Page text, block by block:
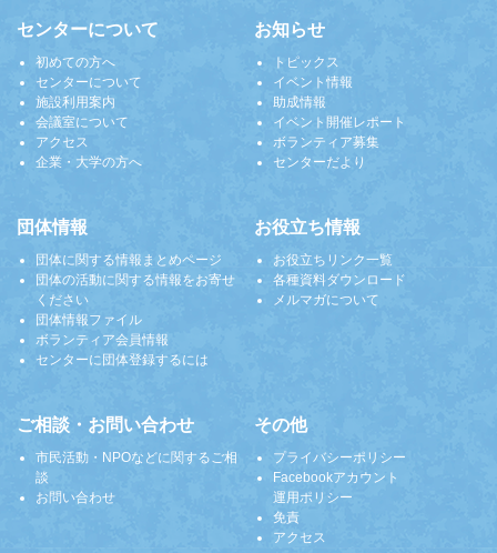
センターについて
初めての方へ
センターについて
施設利用案内
会議室について
アクセス
企業・大学の方へ
お知らせ
トピックス
イベント情報
助成情報
イベント開催レポート
ボランティア募集
センターだより
団体情報
団体に関する情報まとめページ
団体の活動に関する情報をお寄せ
ください
団体情報ファイル
ボランティア会員情報
センターに団体登録するには
お役立ち情報
お役立ちリンク一覧
各種資料ダウンロード
メルマガについて
ご相談・お問い合わせ
市民活動・NPOなどに関するご相
談
お問い合わせ
その他
プライバシーポリシー
Facebookアカウント
運用ポリシー
免責
アクセス